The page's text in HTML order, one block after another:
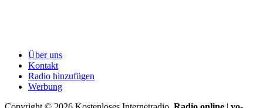
Über uns
Kontakt
Radio hinzufügen
Werbung